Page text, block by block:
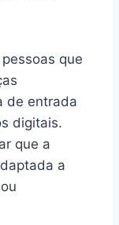
que
de entrada
digitais.
que a
a